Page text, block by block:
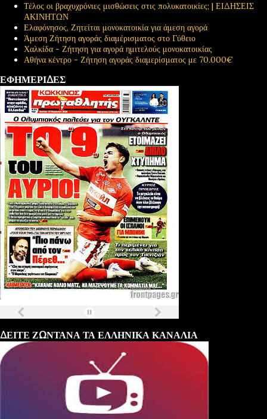
Τέλος οι βραχυχρόνιες μισθώσεις στις πολυκατοικίες; | ΕΙΔΗΣΕΙΣ
ΑΚΙΝΗΤΩΝ
Ελαφόνησος, Ζητείται μονοκατοικία για άμεση αγορά
Άμεση Ζήτηση αγοράς διαμέρισματος στο Γύθειο
Χαλκίδα - Ζήτηση για αγορά ημιτελούς μονοκατοικίας
Αθήνα κέντρο - Ζήτηση αγοράς διαμερίσματος με 70.000€
ΕΦΗΜΕΡΙΔΕΣ
ΔΕΙΤΕ ΖΩΝΤΑΝΑ ΤΑ ΕΛΛΗΝΙΚΑ ΚΑΝΑΛΙΑ